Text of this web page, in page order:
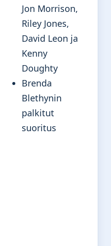
Jon Morrison,
Riley Jones,
David Leon ja
Kenny
Doughty
Brenda
Blethynin
palkitut
suoritus